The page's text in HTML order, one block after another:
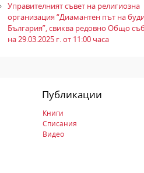
Управителният съвет на религиозна
организация “Диамантен път на
България”, свиква редовно Общо
на 29.03.2025 г. от 11:00 часа
Публикации
Книги
Списания
Видео